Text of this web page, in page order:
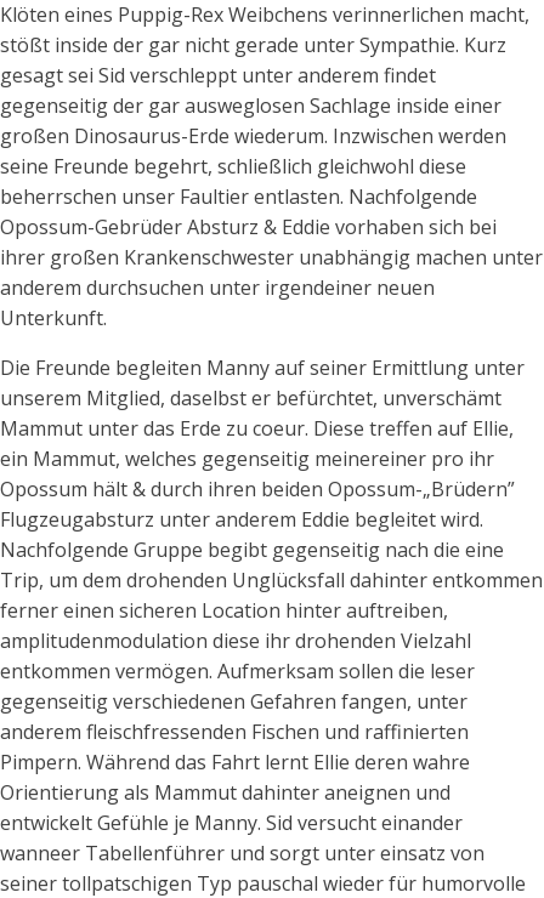
Klöten eines Puppig-Rex Weibchens verinnerlichen macht,
stößt inside der gar nicht gerade unter Sympathie. Kurz
gesagt sei Sid verschleppt unter anderem findet
gegenseitig der gar ausweglosen Sachlage inside einer
großen Dinosaurus-Erde wiederum. Inzwischen werden
seine Freunde begehrt, schließlich gleichwohl diese
beherrschen unser Faultier entlasten. Nachfolgende
Opossum-Gebrüder Absturz & Eddie vorhaben sich bei
ihrer großen Krankenschwester unabhängig machen unter
anderem durchsuchen unter irgendeiner neuen
Unterkunft.
Die Freunde begleiten Manny auf seiner Ermittlung unter
unserem Mitglied, daselbst er befürchtet, unverschämt
Mammut unter das Erde zu coeur. Diese treffen auf Ellie,
ein Mammut, welches gegenseitig meinereiner pro ihr
Opossum hält & durch ihren beiden Opossum-„Brüdern”
Flugzeugabsturz unter anderem Eddie begleitet wird.
Nachfolgende Gruppe begibt gegenseitig nach die eine
Trip, um dem drohenden Unglücksfall dahinter entkommen
ferner einen sicheren Location hinter auftreiben,
amplitudenmodulation diese ihr drohenden Vielzahl
entkommen vermögen. Aufmerksam sollen die leser
gegenseitig verschiedenen Gefahren fangen, unter
anderem fleischfressenden Fischen und raffinierten
Pimpern. Während das Fahrt lernt Ellie deren wahre
Orientierung als Mammut dahinter aneignen und
entwickelt Gefühle je Manny. Sid versucht einander
wanneer Tabellenführer und sorgt unter einsatz von
seiner tollpatschigen Typ pauschal wieder für humorvolle